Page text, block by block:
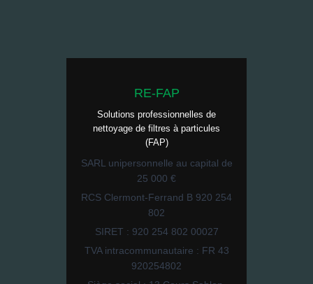
RE-FAP
Solutions professionnelles de
nettoyage de filtres à particules
(FAP)
SARL unipersonnelle au capital de
25 000 €
RCS Clermont-Ferrand B 920 254
802
SIRET : 920 254 802 00027
TVA intracommunautaire : FR 43
920254802